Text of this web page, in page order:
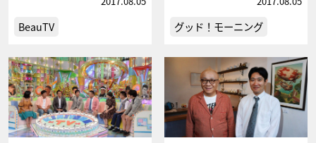
BeauTV グッド！モーニング